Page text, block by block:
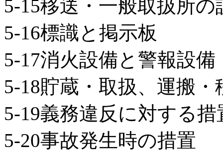
5-15移送・一般取扱所の
5-16標識と掲示板
5-17消火設備と警報設備
5-18貯蔵・取扱、運搬・
5-19義務違反に対する措
5-20事故発生時の措置